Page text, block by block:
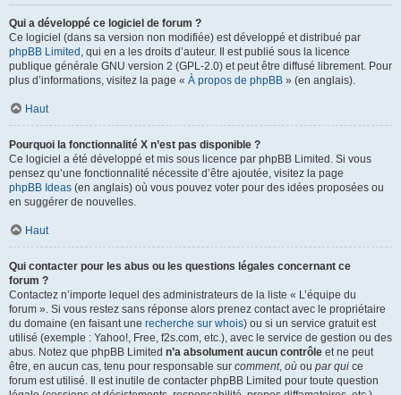
Qui a développé ce logiciel de forum ?
Ce logiciel (dans sa version non modifiée) est développé et distribué par
phpBB Limited , qui en a les droits d’auteur. Il est publié sous la licence
publique générale GNU version 2 (GPL-2.0) et peut être diffusé librement. Pour
plus d’informations, visitez la page « À propos de phpBB » (en anglais).
Haut
Pourquoi la fonctionnalité X n’est pas disponible ?
Ce logiciel a été développé et mis sous licence par phpBB Limited. Si vous
pensez qu’une fonctionnalité nécessite d’être ajoutée, visitez la page
phpBB Ideas (en anglais) où vous pouvez voter pour des idées proposées ou
en suggérer de nouvelles.
Haut
Qui contacter pour les abus ou les questions légales concernant ce
forum ?
Contactez n’importe lequel des administrateurs de la liste « L’équipe du
forum ». Si vous restez sans réponse alors prenez contact avec le propriétaire
du domaine (en faisant une recherche sur whois) ou si un service gratuit est
utilisé (exemple : Yahoo!, Free, f2s.com, etc.), avec le service de gestion ou des
abus. Notez que phpBB Limited n’a absolument aucun contrôle et ne peut
être, en aucun cas, tenu pour responsable sur comment, où ou par qui ce
forum est utilisé. Il est inutile de contacter phpBB Limited pour toute question